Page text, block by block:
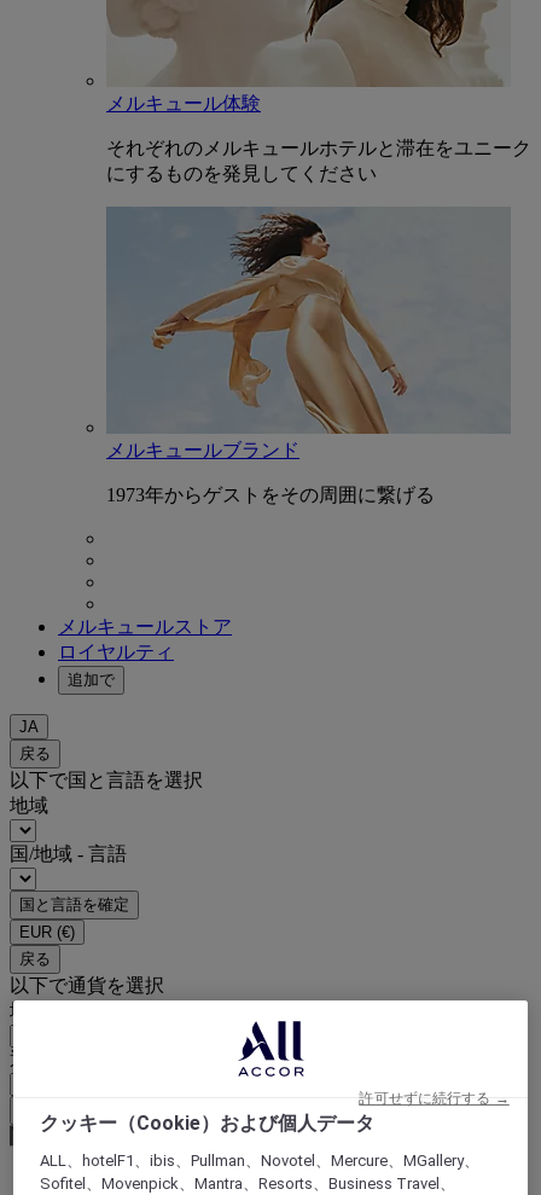
メルキュール体験
それぞれのメルキュールホテルと滞在をユニーク
にするものを発見してください
メルキュールブランド
1973年からゲストをその周囲に繋げる
メルキュールストア
ロイヤルティ
追加で
JA
戻る
以下で国と言語を選択
地域
国/地域 - 言語
国と言語を確定
EUR (€)
戻る
以下で通貨を選択
地域
通貨
通貨を確定
クッキー（Cookie）および個人データ
ALL、hotelF1、ibis、Pullman、Novotel、Mercure、MGallery、
Sofitel、Movenpick、Mantra、Resorts、Business Travel、
許可せずに続行する →